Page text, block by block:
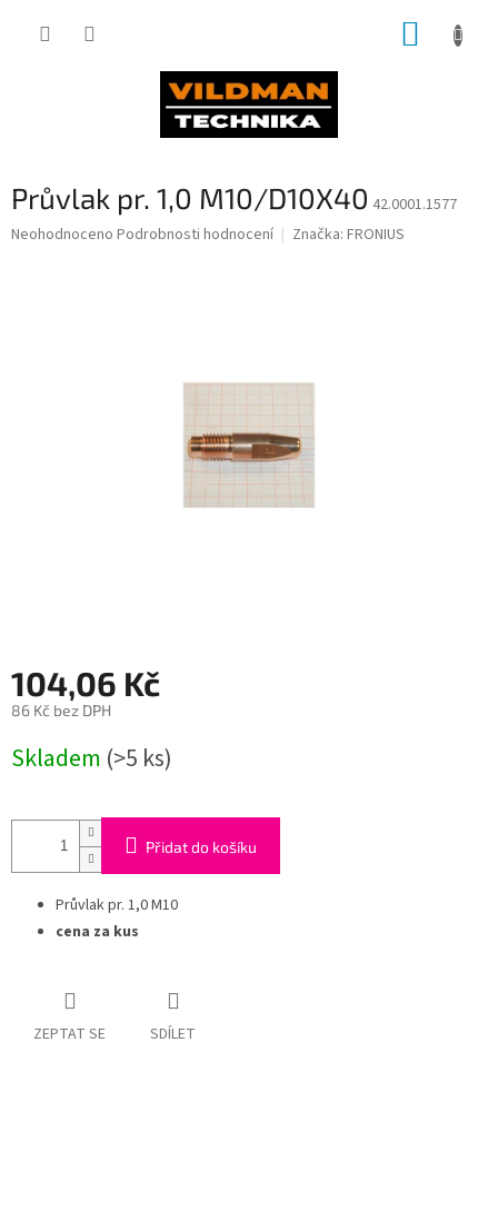
Průvlak pr. 1,0 M10/D10X40 42.0001.1577
Průměrné
Neohodnoceno Podrobnosti hodnocení Značka: FRONIUS
104,06 Kč
86 Kč bez DPH
cena:
Skladem (>5 ks)
Přidat do košíku
Průvlak pr. 1,0 M10
cena za kus
ZEPTAT SE SDÍLET